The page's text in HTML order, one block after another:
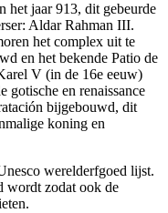
het jaar 913, dit gebeurde
Aldar Rahman III.
het complex uit te
en het bekende Patio de
V (in de 16e eeuw)
gotische en renaissance
bijgebouwd, dit
koning en
werelderfgoed lijst.
wordt zodat ook de